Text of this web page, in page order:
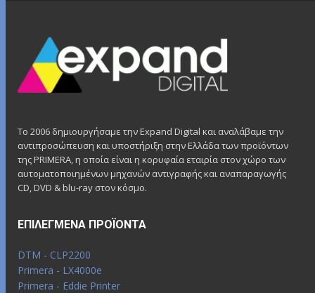
Το 2006 δημιουργήσαμε την Expand Digital και αναλάβαμε την
αντιπροσώπευση και υποστήριξη στην Ελλάδα των προϊόντων
της PRIMERA, η οποία είναι η κορυφαία εταιρία στον χώρο των
αυτοματοποιημένων μηχανών αντιγραφής και αναπαραγωγής
CD, DVD & blu-ray στον κόσμο.
ΕΠΙΛΕΓΜΈΝΑ ΠΡΟΪΌΝΤΑ
DTM - CLP2200
Primera - LX4000e
Primera - Eddie Printer